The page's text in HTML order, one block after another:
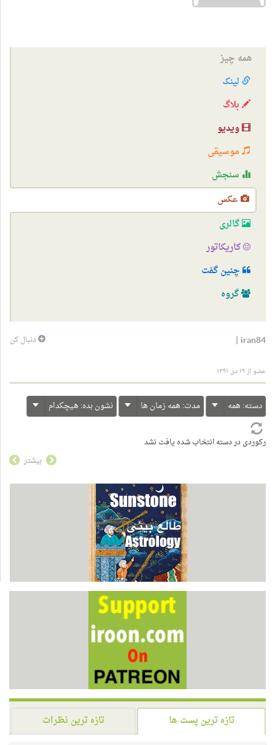
همه چیز
لینک
بلاگ
ویدیو
موسیقی
سنجش
عکس
گالری
کاریکاتور
چنین گفت
گروه
دنبال کن iran84
|
عضو از ۱۹ دی ۱۳۹۱
دسته: همه مدت: همه زمان ها نشون بده: هیچکدام
رکوردی در دسته انتخاب شده یافت نشد
بیشتر
تازه ترین پست ها
تازه ترین نظرات